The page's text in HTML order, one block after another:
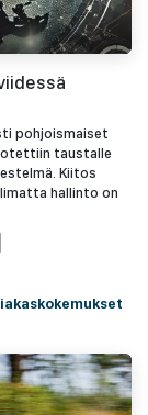
pohjoismaiset
otettiin taustalle
Kiitos
hallinto on